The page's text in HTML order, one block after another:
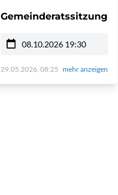
Gemeinderatssitzung
08.10.2026 19:30
29.05.2026, 08:25 mehr anzeigen